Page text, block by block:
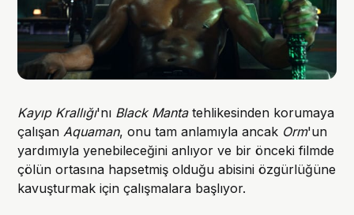
Kayıp Krallığı'nı Black Mantatehlikesinden korumaya
çalışan Aquaman, onu tam anlamıyla ancak Orm'un
yardımıyla yenebileceğini anlıyor ve bir önceki filmde
çölün ortasına hapsetmiş olduğu abisini özgürlüğüne
kavuşturmak için çalışmalara başlıyor.